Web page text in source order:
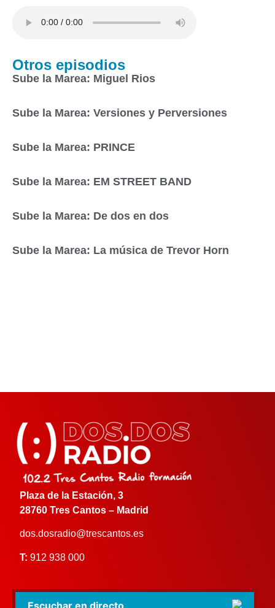
Otros episodios
Sube la Marea: Miguel Rios
Sube la Marea: Versiones y Perversiones
Sube la Marea: PRINCE
Sube la Marea: EM STREET BAND
Sube la Marea: De dos en dos
Sube la Marea: La música de Trevor Horn
Plaza de la Estación, 3
28760 Tres Cantos – Madrid
dos.dosradio@trescantos.es
T: 912 938 000
Escuchar en directo